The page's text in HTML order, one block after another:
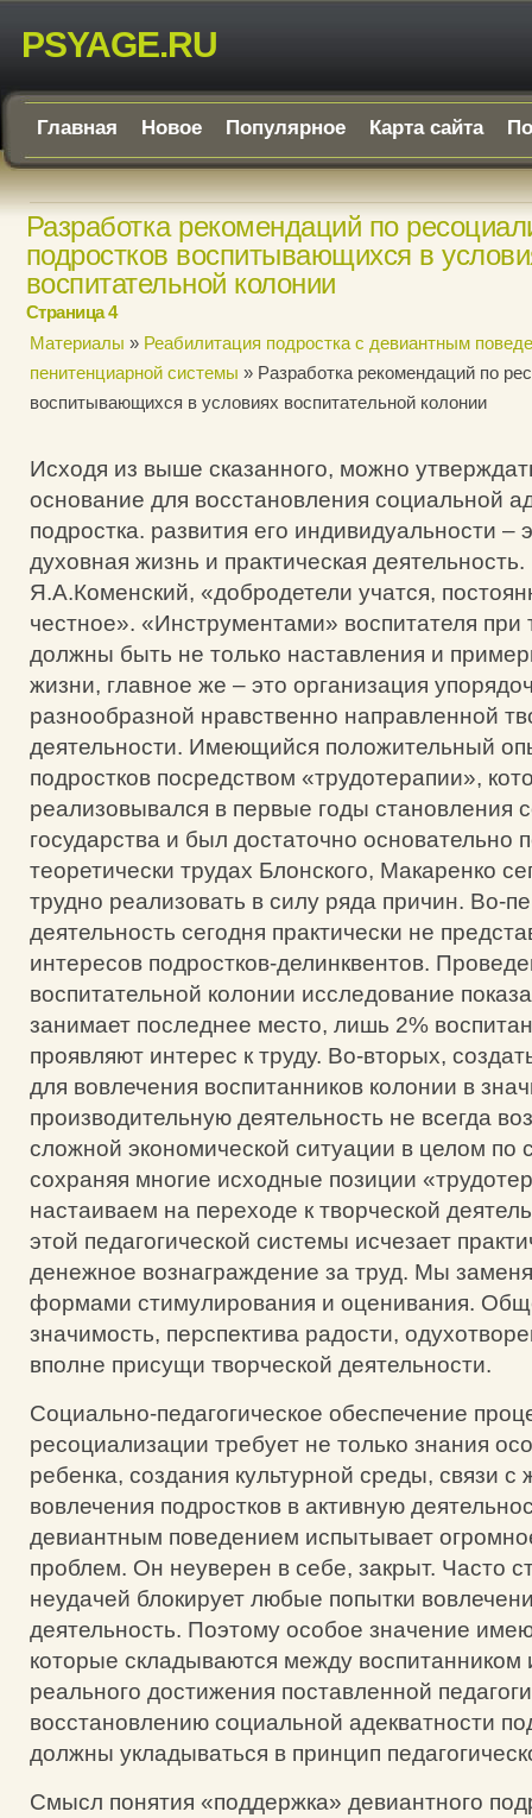
PSYAGE.RU
Главная Новое Популярное Карта сайта
Разработка рекомендаций по
подростков воспитывающихся в
воспитательной колонии
Страница 4
Материалы » Реабилитация подростка с девиантным
пенитенциарной системы » Разработка рекомендаций по
воспитывающихся в условиях воспитательной колонии
Исходя из выше сказанного, можно
основание для восстановления социальной
подростка. развития его индивидуальности –
духовная жизнь и практическая
Я.А.Коменский, «добродетели учатся,
честное». «Инструментами» воспитателя при
должны быть не только наставления и
жизни, главное же – это организация
разнообразной нравственно направленной
деятельности. Имеющийся положительный
подростков посредством «трудотерапии»,
реализовывался в первые годы становления
государства и был достаточно основательно
теоретически трудах Блонского, Макаренко
трудно реализовать в силу ряда причин. Во-
деятельность сегодня практически не
интересов подростков-делинквентов.
воспитательной колонии исследование
занимает последнее место, лишь 2%
проявляют интерес к труду. Во-вторых,
для вовлечения воспитанников колонии в
производительную деятельность не всегда
сложной экономической ситуации в целом по
сохраняя многие исходные позиции
настаиваем на переходе к творческой
этой педагогической системы исчезает
денежное вознаграждение за труд. Мы
формами стимулирования и оценивания.
значимость, перспектива радости,
вполне присущи творческой деятельности.
Социально-педагогическое обеспечение
ресоциализации требует не только знания
ребенка, создания культурной среды, связи с
вовлечения подростков в активную
девиантным поведением испытывает
проблем. Он неуверен в себе, закрыт. Часто
неудачей блокирует любые попытки
деятельность. Поэтому особое значение
которые складываются между воспитанником
реального достижения поставленной
восстановлению социальной адекватности
должны укладываться в принцип
Смысл понятия «поддержка» девиантного